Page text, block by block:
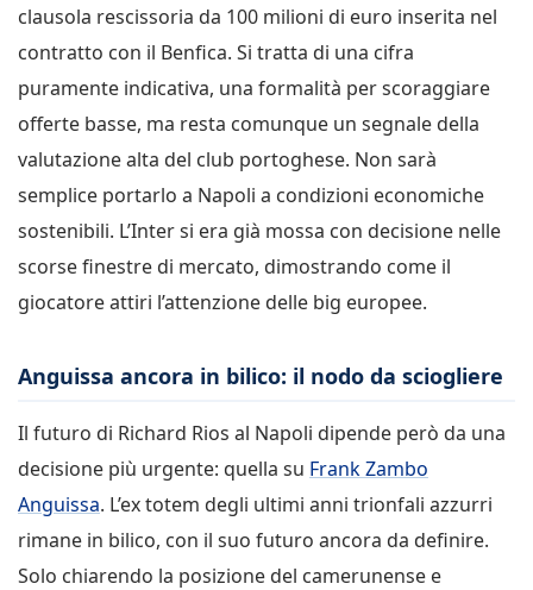
clausola rescissoria da 100 milioni di euro inserita nel
contratto con il Benfica. Si tratta di una cifra
puramente indicativa, una formalità per scoraggiare
offerte basse, ma resta comunque un segnale della
valutazione alta del club portoghese. Non sarà
semplice portarlo a Napoli a condizioni economiche
sostenibili. L’Inter si era già mossa con decisione nelle
scorse finestre di mercato, dimostrando come il
giocatore attiri l’attenzione delle big europee.
Anguissa ancora in bilico: il nodo da sciogliere
Il futuro di Richard Rios al Napoli dipende però da una
decisione più urgente: quella su Frank Zambo
Anguissa. L’ex totem degli ultimi anni trionfali azzurri
rimane in bilico, con il suo futuro ancora da definire.
Solo chiarendo la posizione del camerunense e